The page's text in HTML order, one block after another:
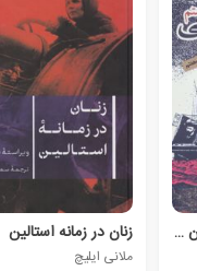
موج سوم دموکراسی در پایان سده بیستم زنان در زمانه استالین
ملانی ایلیچ